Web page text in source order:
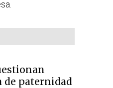
de paternidad